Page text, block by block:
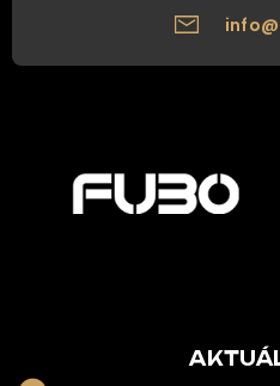
NAŠE NABÍDKA